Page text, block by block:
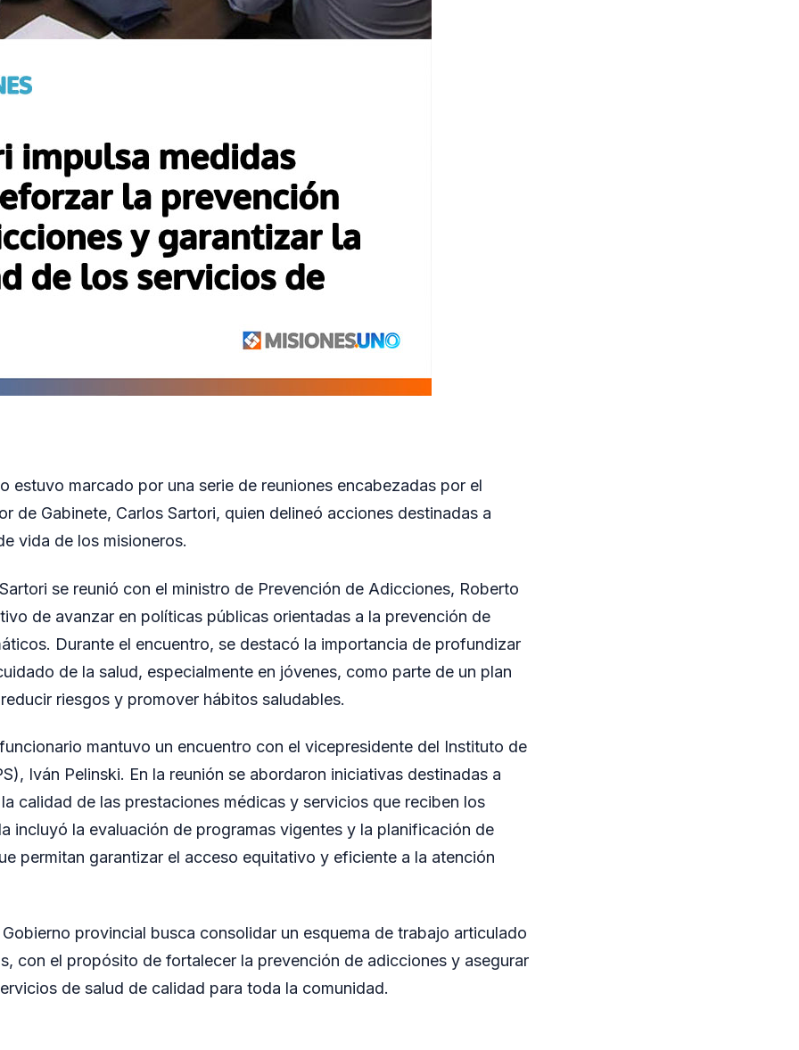
estuvo marcado por una serie de reuniones encabezadas por el
de Gabinete, Carlos Sartori, quien delineó acciones destinadas a
vida de los misioneros.
se reunió con el ministro de Prevención de Adicciones, Roberto
de avanzar en políticas públicas orientadas a la prevención de
Durante el encuentro, se destacó la importancia de profundizar
de la salud, especialmente en jóvenes, como parte de un plan
riesgos y promover hábitos saludables.
mantuvo un encuentro con el vicepresidente del Instituto de
Iván Pelinski. En la reunión se abordaron iniciativas destinadas a
calidad de las prestaciones médicas y servicios que reciben los
incluyó la evaluación de programas vigentes y la planificación de
permitan garantizar el acceso equitativo y eficiente a la atención
provincial busca consolidar un esquema de trabajo articulado
con el propósito de fortalecer la prevención de adicciones y asegurar
de salud de calidad para toda la comunidad.